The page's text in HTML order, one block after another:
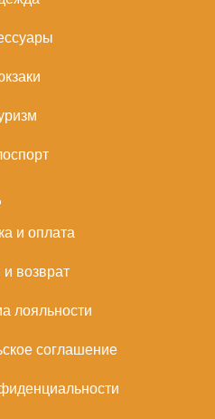
и оплата
возврат
лояльности
соглашение